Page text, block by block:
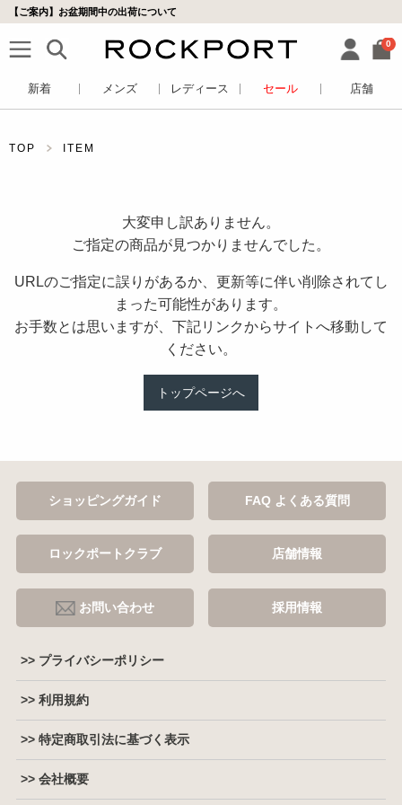
【ご案内】お盆期間中の出荷について
0
新着 メンズ レディース セール 店舗
TOP ITEM
大変申し訳ありません。
ご指定の商品が見つかりませんでした。
URLのご指定に誤りがあるか、更新等に伴い削除されてし
まった可能性があります。
お手数とは思いますが、下記リンクからサイトへ移動して
ください。
トップページへ
ショッピングガイド FAQ よくある質問
ロックポートクラブ 店舗情報
お問い合わせ 採用情報
>> プライバシーポリシー
>> 利用規約
>> 特定商取引法に基づく表示
>> 会社概要